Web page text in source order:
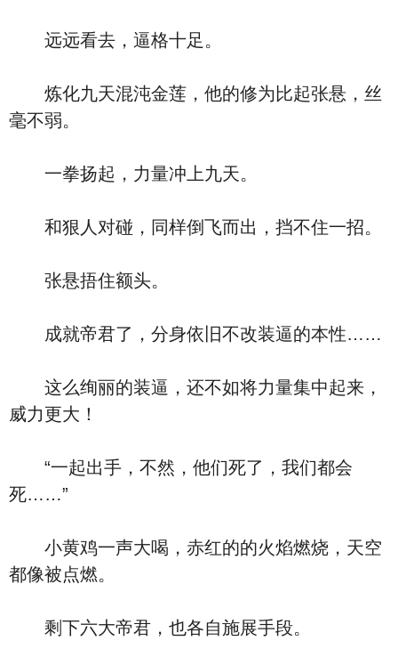
远远看去，逼格十足。
炼化九天混沌金莲，他的修为比起张悬，丝
毫不弱。
一拳扬起，力量冲上九天。
和狠人对碰，同样倒飞而出，挡不住一招。
张悬捂住额头。
成就帝君了，分身依旧不改装逼的本性……
这么绚丽的装逼，还不如将力量集中起来，
威力更大！
“一起出手，不然，他们死了，我们都会
死……”
小黄鸡一声大喝，赤红的的火焰燃烧，天空
都像被点燃。
剩下六大帝君，也各自施展手段。